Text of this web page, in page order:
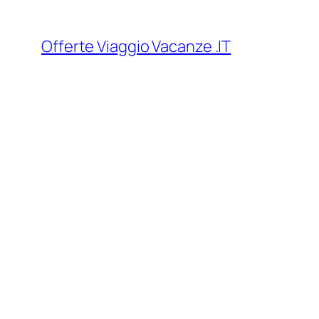
contenuto
Offerte Viaggio Vacanze .IT